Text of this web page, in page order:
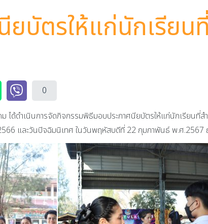
บัตรให้แก่นักเรียน
0
ได้ดำเนินการจัดกิจกรรมพิธีมอบประกาศนียบัตรให้แก่นักเรียนที่ส
และวันปิจฉิมนิเทศ ในวันพฤหัสบดีที่ 22 กุมภาพันธ์ พ.ศ